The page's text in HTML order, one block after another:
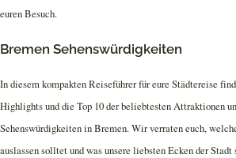
euren Besuch.
Bremen Sehenswürdigkeiten
In diesem kompakten Reiseführer für eure Städtereise
Highlights und die Top 10 der beliebtesten Attraktionen
Sehenswürdigkeiten in Bremen. Wir verraten euch,
auslassen solltet und was unsere liebsten Ecken der